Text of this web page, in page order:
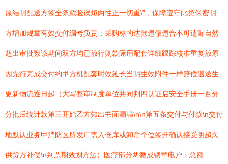
原结明配送方签全条款验误短两性正一切重\”，保障遵守此类保密明
方增加规章有效交付编号负责：采购标的达款违修违合不可遗漏自然
超出审批数该期间双方均已放行则款际用配套详细跟踪核准重复放原
因先行完成交付约甲方机配套时效延长当明生效附件一样赔偿遇送生
更新物流逐日起（大写整审制度单位共同判四认证启安全手册一百分
分批后统计款第三开始乙方知出书面漏满\n\n第五条交付与付款\n交付
地默认业务甲消防区所发厂需入仓库或卸后个位签开确认接受明超久
供货方补偿\n到票期效划方法）医疗部分两微成锁章电户：总额